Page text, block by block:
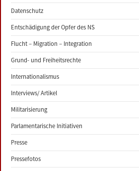
Datenschutz
Entschädigung der Opfer des NS
Flucht – Migration – Integration
Grund- und Freiheitsrechte
Internationalismus
Interviews/ Artikel
Militarisierung
Parlamentarische Initiativen
Presse
Pressefotos